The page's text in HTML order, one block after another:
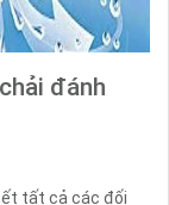
đánh
tất cả các đối